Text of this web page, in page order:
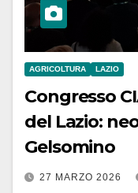
AGRICOLTURA LAZIO
Congresso
del Lazio:
Gelsomino
27 MARZO 2026